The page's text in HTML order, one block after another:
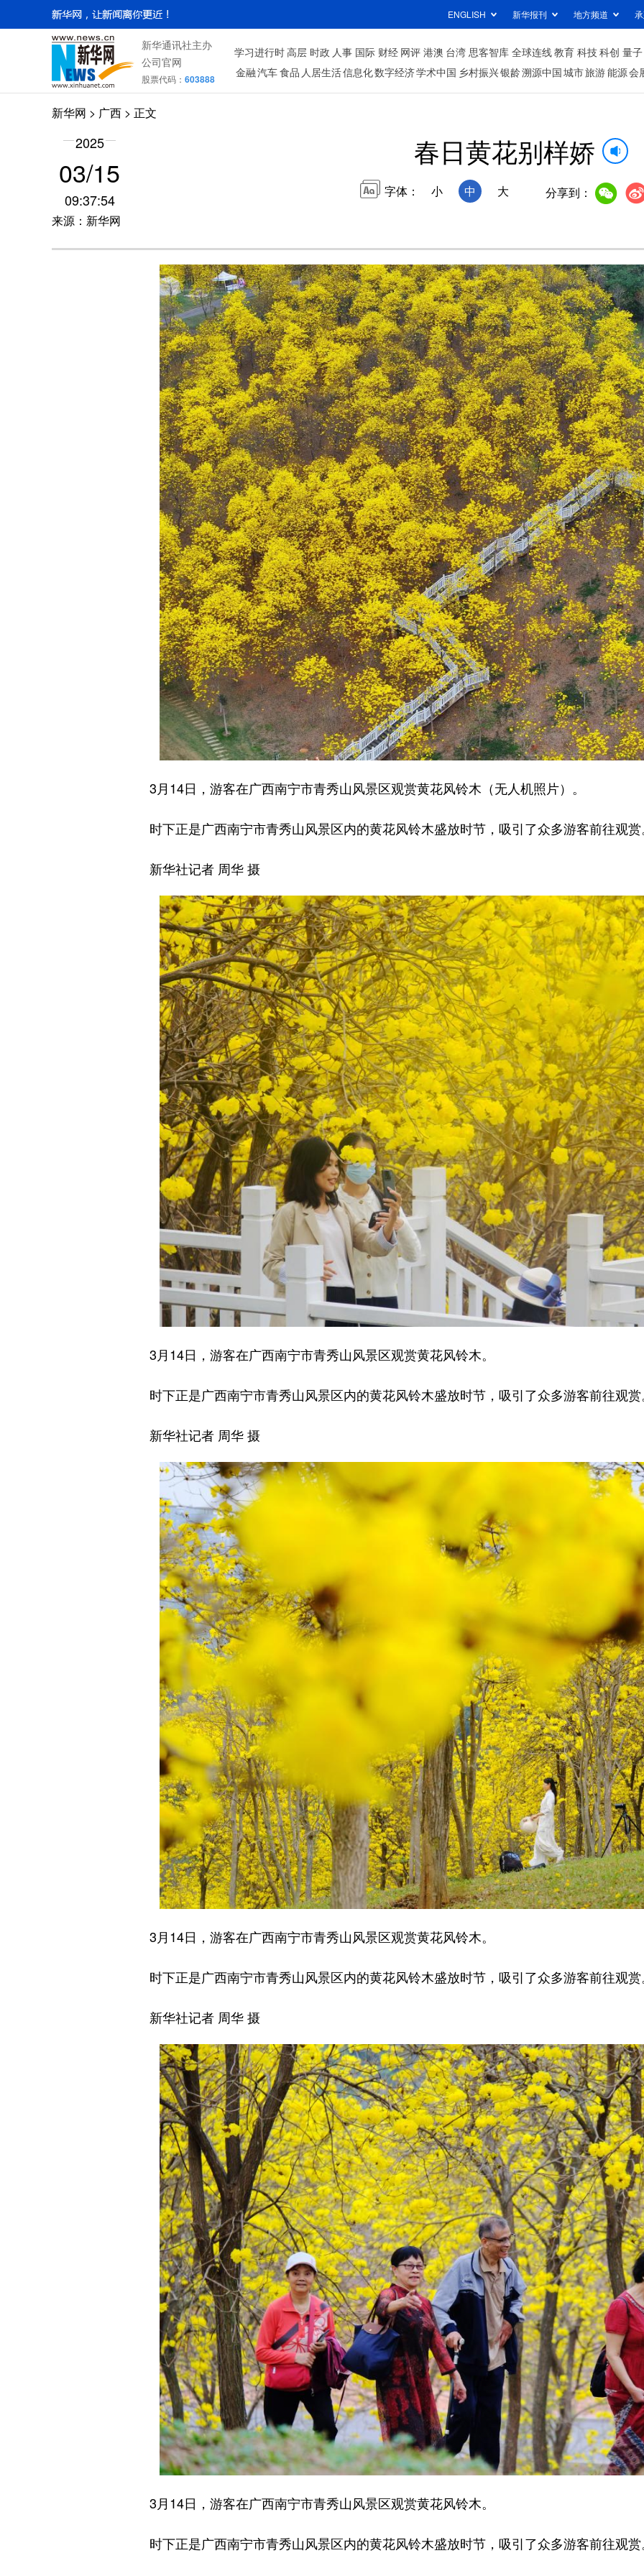
ENGLISH 新华报刊 地方频道
新华通讯社主办
公司官网
股票代码： 603888
学习进行时高层 时政 人事 国际 财经 网评 港澳 台湾 思客智库 全球连线教育 科技科创 量子
金融汽车食品 人居生活信息化数字经济学术中国 乡村振兴银龄溯源中国城市旅游能源会
新华网 > 广西 > 正文
2025
03/15
09:37:54
来源：新华网
春日黄花别样娇
字体： 小 中 大 分享到：
3月14日，游客在广西南宁市青秀山风景区观赏黄花风铃木（无人机照片）。
时下正是广西南宁市青秀山风景区内的黄花风铃木盛放时节，吸引了众多游客前往观
新华社记者 周华 摄
3月14日，游客在广西南宁市青秀山风景区观赏黄花风铃木。
时下正是广西南宁市青秀山风景区内的黄花风铃木盛放时节，吸引了众多游客前往观
新华社记者 周华 摄
3月14日，游客在广西南宁市青秀山风景区观赏黄花风铃木。
时下正是广西南宁市青秀山风景区内的黄花风铃木盛放时节，吸引了众多游客前往观
新华社记者 周华 摄
3月14日，游客在广西南宁市青秀山风景区观赏黄花风铃木。
时下正是广西南宁市青秀山风景区内的黄花风铃木盛放时节，吸引了众多游客前往观